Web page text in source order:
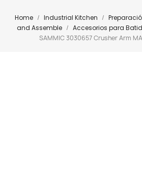
Home Industrial Kitchen
and Assemble
Accesorios para
SAMMIC 3030657 Crusher Arm